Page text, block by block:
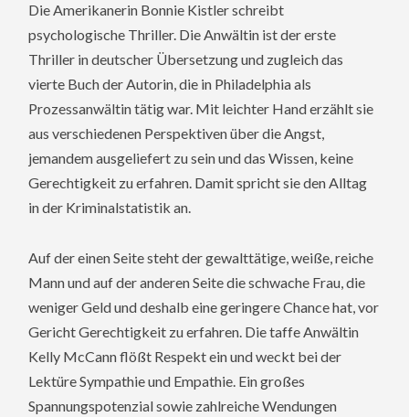
Die Amerikanerin Bonnie Kistler schreibt
psychologische Thriller. Die Anwältin ist der erste
Thriller in deutscher Übersetzung und zugleich das
vierte Buch der Autorin, die in Philadelphia als
Prozessanwältin tätig war. Mit leichter Hand erzählt sie
aus verschiedenen Perspektiven über die Angst,
jemandem ausgeliefert zu sein und das Wissen, keine
Gerechtigkeit zu erfahren. Damit spricht sie den Alltag
in der Kriminalstatistik an.
Auf der einen Seite steht der gewalttätige, weiße, reiche
Mann und auf der anderen Seite die schwache Frau, die
weniger Geld und deshalb eine geringere Chance hat, vor
Gericht Gerechtigkeit zu erfahren. Die taffe Anwältin
Kelly McCann flößt Respekt ein und weckt bei der
Lektüre Sympathie und Empathie. Ein großes
Spannungspotenzial sowie zahlreiche Wendungen